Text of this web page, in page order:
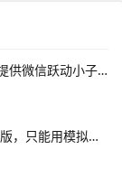
，还可能涉及法律风险因此，我无法提供微信跃动小子的破解教程对于想要提高游戏体验和效率的玩家，建议通过合法途径来优化游戏体验，如使用官方认可的游戏辅助工具如自动化。你百度搜就能下载了，要搜街机棒球小
棒球小子 这游戏应该没出过电脑手机版，只能用模拟器在电脑和手机上玩。如果是因为游戏版本不兼容导致的错误，应及时更新游戏版本可以在游戏内查看是否有更新提示，或者前往官方网站下载最新版本的游戏安装包